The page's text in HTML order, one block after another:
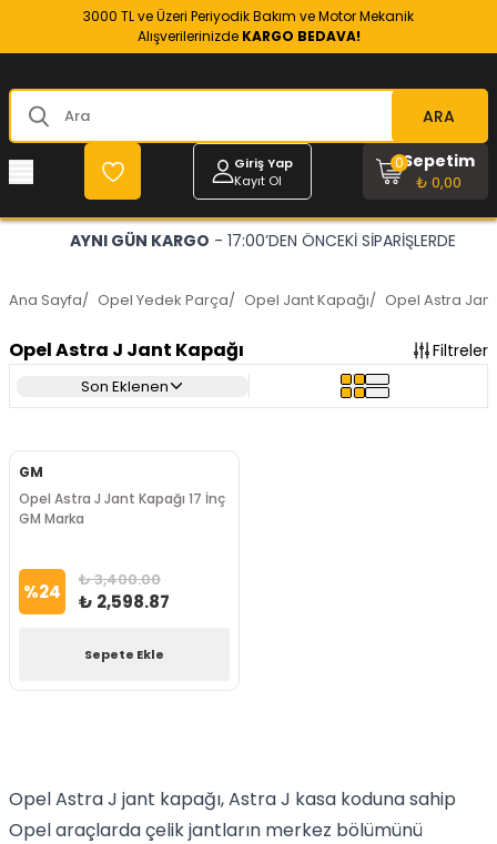
3000 TL ve Üzeri Periyodik Bakım ve Motor Mekanik
Alışverilerinizde KARGO BEDAVA!
ARA
Giriş Yap
Kayıt Ol
Sepetim
₺ 0,00
0
AYNI GÜN KARGO - 17:00’DEN ÖNCEKİ SİPARİŞLERDE
Ana Sayfa/ Opel Yedek Parça/ Opel Jant Kapağı/ Opel Astra
Opel Astra J Jant Kapağı Filtreler
Son Eklenen
GM
Opel Astra J Jant Kapağı 17 İnç
GM Marka
%24 ₺ 3,400.00
₺ 2,598.87
Sepete Ekle
Opel Astra J jant kapağı, Astra J kasa koduna sahip
Opel araçlarda çelik jantların merkez bölümünü